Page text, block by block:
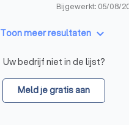
Bijgewerkt: 05/08/
Toon meer resultaten keyboard_arrow_down
Uw bedrijf niet in de lijst?
Meld je gratis aan